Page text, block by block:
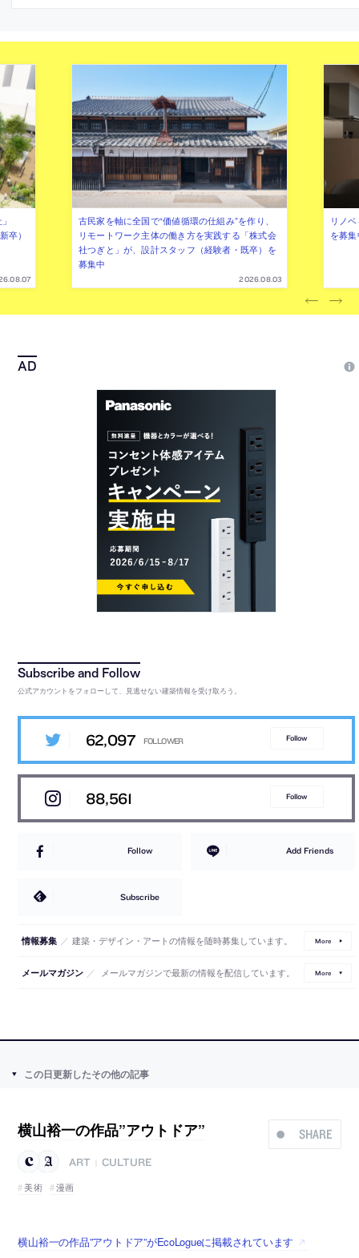
しても知られる。2026年8月に公開された
卒）
古民家を軸に全国で“価値循環の仕組み”を作り、
リモートワーク主体の働き方を実践する「株式会
社つぎと」が、設計スタッフ（経験者・既卒）を
募集中
2026.08.03
リノ
を募
公式アカウントをフォローして、見逃せない建築情報を受け取ろう。
62,097 Follow
88,561 Follow
Follow Add Friends
Subscribe
情報募集 ／ 建築・デザイン・アートの情報を随時募集しています。 More
メールマガジン ／ メールマガジンで最新の情報を配信しています。 More
この日更新したその他の記事
SHARE
横山裕一の作品”アウトドア”
ART
CULTURE
美術
漫画
横山裕一の作品”アウトドア”がEcoLogueに掲載されています